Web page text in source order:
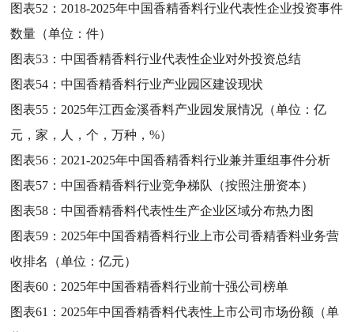
图表52： 2018-2025年中国香精香料行业代表性企业投资事件
数量（单位：件）
图表53：中国香精香料行业代表性企业对外投资总结
图表54：中国香精香料行业产业园区建设现状
图表55： 2025年江西金溪香料产业园发展情况（单位：亿
元，家，人，个，万种，%）
图表56： 2021-2025年中国香精香料行业兼并重组事件分析
图表57：中国香精香料行业竞争梯队（按照注册资本）
图表58：中国香精香料代表性生产企业区域分布热力图
图表59： 2025年中国香精香料行业上市公司香精香料业务营
收排名（单位：亿元）
图表60： 2025年中国香精香料行业前十强公司榜单
图表61： 2025年中国香精香料代表性上市公司市场份额（单